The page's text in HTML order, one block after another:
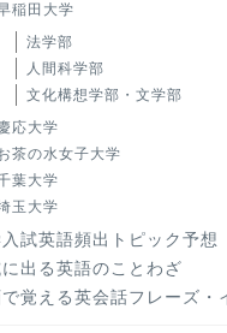
稲田大学
法学部
人間科学部
文化構想学部・文学部
応大学
茶の水女子大学
葉大学
玉大学
試英語頻出トピック予想
に出る英語のことわざ
覚える英会話フレーズ・